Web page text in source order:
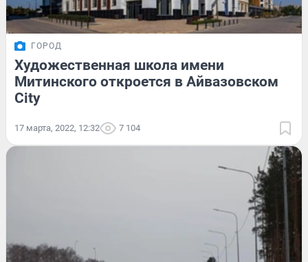
ГОРОД
Художественная школа имени
Митинского откроется в Айвазовском
City
17 марта, 2022, 12:32 7 104